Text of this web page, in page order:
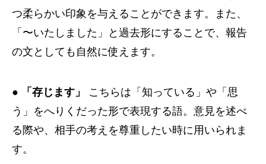
つ柔らかい印象を与えることができます。また、
「〜いたしました」と過去形にすることで、報告
の文としても自然に使えます。
● 「存じます」
こちらは「知っている」や「思
う」をへりくだった形で表現する語。意見を述べ
る際や、相手の考えを尊重したい時に用いられま
す。